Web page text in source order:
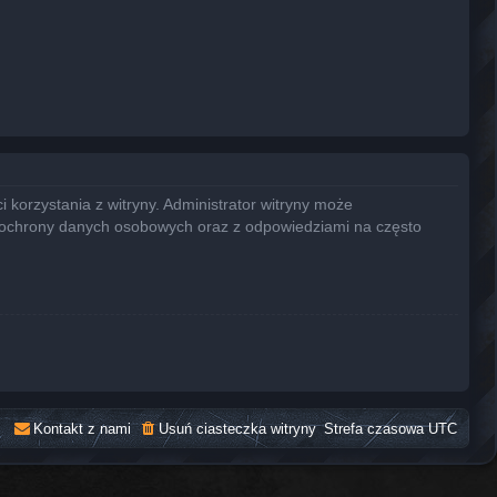
z witryny. Administrator witryny może
danych osobowych oraz z odpowiedziami na często
Strefa czasowaUTC
Usuń ciasteczka witryny
Kontakt z nami